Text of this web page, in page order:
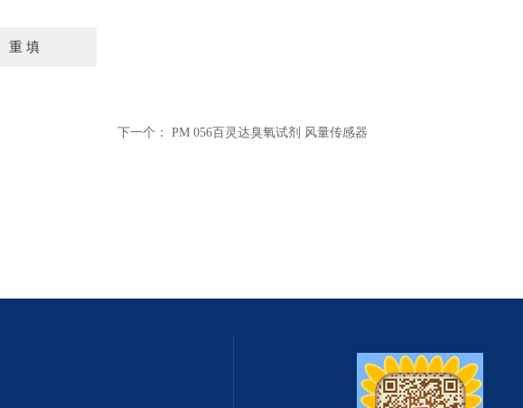
下一个： PM 056百灵达臭氧试剂 风量传感器